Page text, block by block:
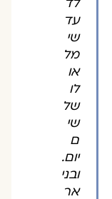
עד
שי
מל
או
לו
של
שי
ם
יום.
ובני
אר